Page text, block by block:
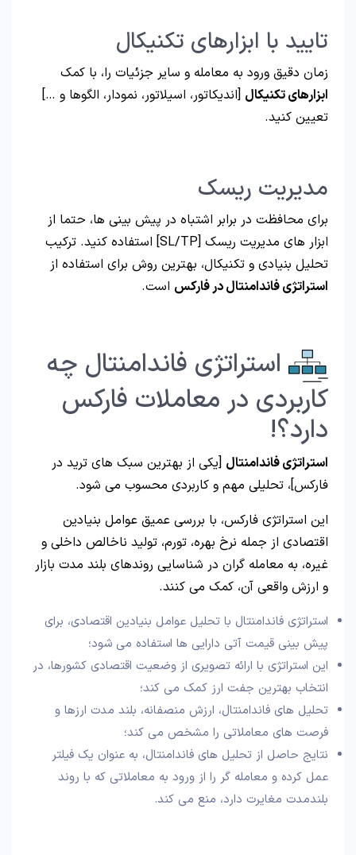
تایید با ابزارهای تکنیکال
زمان دقیق ورود به معامله و سایر جزئیات را، با کمک
ابزارهای تکنیکال [اندیکاتور، اسیلاتور، نمودار، الگوها و …]
تعیین کنید.
مدیریت ریسک
برای محافظت در برابر اشتباه در پیش بینی ها، حتما از
ابزار های مدیریت ریسک [SL/TP] استفاده کنید. ترکیب
تحلیل بنیادی و تکنیکال، بهترین روش برای استفاده از
استراتژی فاندامنتال در فارکس است.
استراتژی فاندامنتال چه
کاربردی در معاملات فارکس
دارد؟!
استراتژی فاندامنتال [یکی از بهترین سبک های ترید در
فارکس]، تحلیلی مهم و کاربردی محسوب می‌ شود.
این استراتژی فارکس، با بررسی عمیق عوامل بنیادین
اقتصادی از جمله نرخ بهره، تورم، تولید ناخالص داخلی و
غیره، به معامله‌ گران در شناسایی روندهای بلند مدت بازار
و ارزش واقعی آن، کمک می کنند.
استراتژی فاندامنتال با تحلیل عوامل بنیادین اقتصادی، برای
پیش بینی قیمت آتی دارایی ها استفاده می شود؛
این استراتژی با ارائه تصویری از وضعیت اقتصادی کشورها، در
انتخاب بهترین جفت ارز کمک می کند؛
تحلیل های فاندامنتال، ارزش منصفانه، بلند مدت ارزها و
فرصت های معاملاتی را مشخص می کند؛
نتایج حاصل از تحلیل های فاندامنتال، به عنوان یک فیلتر
عمل کرده و معامله گر را از ورود به معاملاتی که با روند
بلندمدت مغایرت دارد، منع می کند.